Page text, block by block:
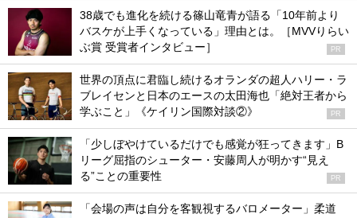
38歳でも進化を続ける篠山竜青が語る「10年前より
バスケが上手くなっている」理由とは。［MVVりらい
ぶ賞 受賞者インタビュー］
PR
世界の頂点に君臨し続けるオランダの超人ハリー・ラ
ブレイセンと日本のエースの太田海也「絶対王者から
学ぶこと」《ケイリン国際対談②》
PR
「少しぼやけているだけでも感覚が狂ってきます」B
リーグ屈指のシューター・安藤周人が明かす“見え
る”ことの重要性
PR
「会場の声は自分を客観視するバロメーター」柔道